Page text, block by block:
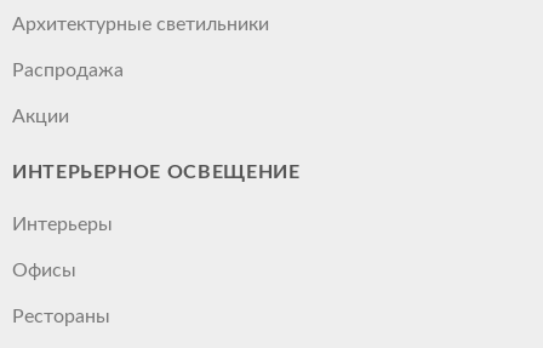
Архитектурные светильники
Распродажа
Акции
ИНТЕРЬЕРНОЕ ОСВЕЩЕНИЕ
Интерьеры
Офисы
Рестораны